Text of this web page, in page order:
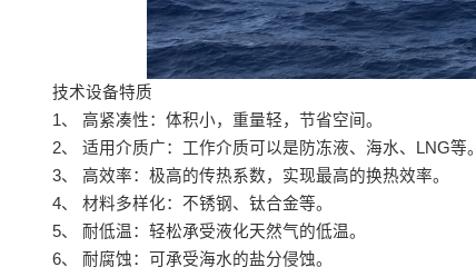
技术设备特质
1、 高紧凑性：体积小，重量轻，节省空间。
2、 适用介质广：工作介质可以是防冻液、海水、LNG等。
3、 高效率：极高的传热系数，实现最高的换热效率。
4、 材料多样化：不锈钢、钛合金等。
5、 耐低温：轻松承受液化天然气的低温。
6、 耐腐蚀：可承受海水的盐分侵蚀。